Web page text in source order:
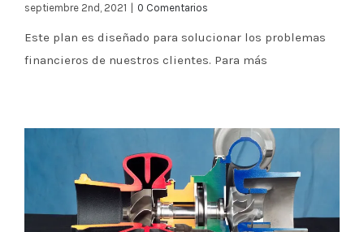
septiembre 2nd, 2021 0 Comentarios
Este plan es diseñado para solucionar los problemas
financieros de nuestros clientes. Para más